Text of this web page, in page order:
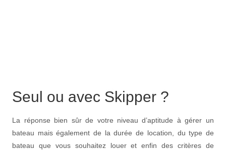
Seul ou avec Skipper ?
La réponse bien sûr de votre niveau d’aptitude à gérer un
bateau mais également de la durée de location, du type de
bateau que vous souhaitez louer et enfin des critères de